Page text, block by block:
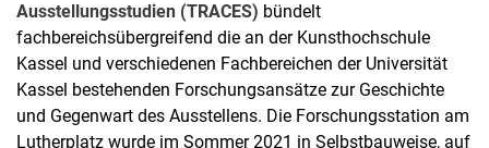
Ausstellungsstudien (TRACES) bündelt
fachbereichsübergreifend die an der Kunsthochschule
Kassel und verschiedenen Fachbereichen der Universität
Kassel bestehenden Forschungsansätze zur Geschichte
und Gegenwart des Ausstellens. Die Forschungsstation am
Lutherplatz wurde im Sommer 2021 in Selbstbauweise, auf